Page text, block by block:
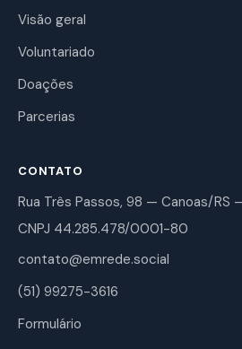
Visão geral
Voluntariado
Doações
Parcerias
CONTATO
Rua Três Passos, 98 — Canoas/
CNPJ 44.285.478/0001-80
contato@emrede.social
(51) 99275-3616
Formulário